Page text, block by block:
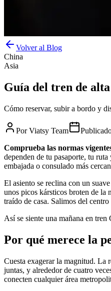
Volver al Blog
China
Asia
Guía del tren de
Cómo reservar, subir a bordo y
Por Viatsy Team
Comprueba las normas
dependen de tu pasaporte, tu
embajada o consulado más
El asiento se reclina con un
unos picos kársticos broten de la
traído de casa. Salimos del
Así se siente una mañana en
Por qué merece la
Cuesta exagerar la magnitud. La
juntas, y alrededor de cuatro
conecten cualquier área